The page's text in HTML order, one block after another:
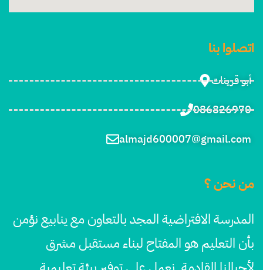
اتصلوا بنا
أبو قرينات
086826970
almajd600007@gmail.com
من نحن ؟
المدرسة الافتراضية المجد بالتعاون مع ينابيع نؤمن
بأن التعليم هو المفتاح لبناء مستقبل مشرق